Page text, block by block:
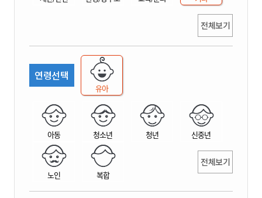
전체보기
연령선택
유아
아동 청소년 청년 신중년
노인 복합
전체보기